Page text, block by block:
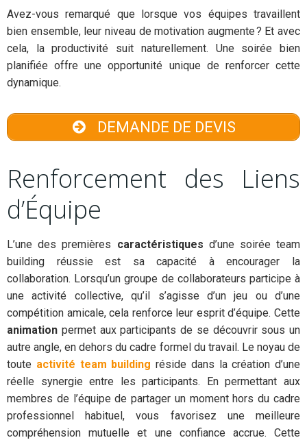
Avez-vous remarqué que lorsque vos équipes travaillent
bien ensemble, leur niveau de motivation augmente ? Et avec
cela, la productivité suit naturellement. Une soirée bien
planifiée offre une opportunité unique de renforcer cette
dynamique.
DEMANDE DE DEVIS
Renforcement des Liens
d’Équipe
L’une des premières caractéristiques d’une soirée team
building réussie est sa capacité à encourager la
collaboration. Lorsqu’un groupe de collaborateurs participe à
une activité collective, qu’il s’agisse d’un jeu ou d’une
compétition amicale, cela renforce leur esprit d’équipe. Cette
animation permet aux participants de se découvrir sous un
autre angle, en dehors du cadre formel du travail. Le noyau de
toute activité team building réside dans la création d’une
réelle synergie entre les participants. En permettant aux
membres de l’équipe de partager un moment hors du cadre
professionnel habituel, vous favorisez une meilleure
compréhension mutuelle et une confiance accrue. Cette